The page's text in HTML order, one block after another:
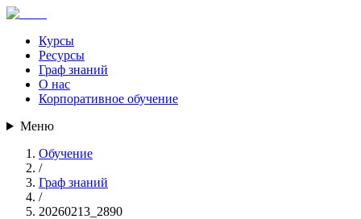
Курсы
Ресурсы
Граф знаний
О нас
Корпоративное обучение
Меню
Обучение
/
Граф знаний
/
20260213_2890